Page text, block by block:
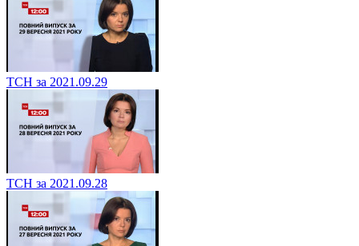
ТСН за 2021.09.29
ТСН за 2021.09.28